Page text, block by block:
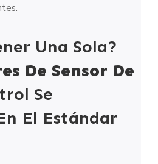
Una Sola?
De Sensor De
Se
El Estándar